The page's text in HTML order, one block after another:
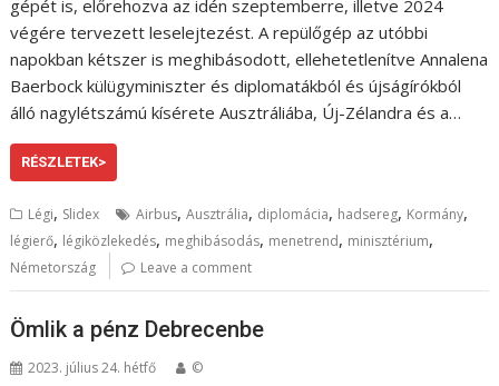
gépét is, előrehozva az idén szeptemberre, illetve 2024
végére tervezett leselejtezést. A repülőgép az utóbbi
napokban kétszer is meghibásodott, ellehetetlenítve Annalena
Baerbock külügyminiszter és diplomatákból és újságírókból
álló nagylétszámú kísérete Ausztráliába, Új-Zélandra és a…
RÉSZLETEK>
Légi, Slidex Airbus,Ausztrália, diplomácia, hadsereg, Kormány,
légierő, légiközlekedés, meghibásodás, menetrend, minisztérium,
Németország Leave a comment
Ömlik a pénz Debrecenbe
2023. július 24. hétfő ©